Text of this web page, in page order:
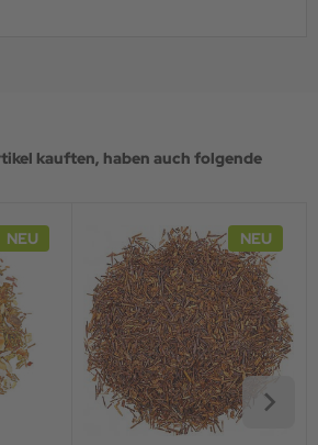
kauften, haben auch folgende
NEU NEU